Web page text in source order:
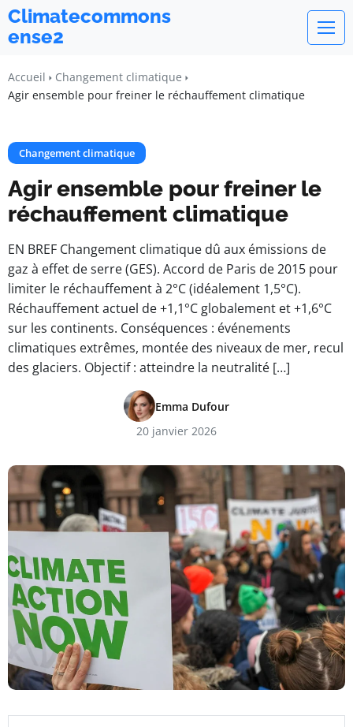
Climatecommons
ense2
Accueil
Changement climatique
Agir ensemble pour freiner le réchauffement climatique
Changement climatique
Agir ensemble pour freiner le
réchauffement climatique
EN BREF Changement climatique dû aux émissions de
gaz à effet de serre (GES). Accord de Paris de 2015 pour
limiter le réchauffement à 2°C (idéalement 1,5°C).
Réchauffement actuel de +1,1°C globalement et +1,6°C
sur les continents. Conséquences : événements
climatiques extrêmes, montée des niveaux de mer, recul
des glaciers. Objectif : atteindre la neutralité […]
Emma Dufour
20 janvier 2026